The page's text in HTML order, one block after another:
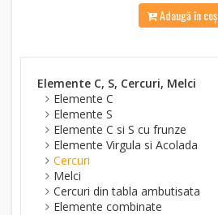
Adaugă în coș
Elemente C, S, Cercuri, Melci
Elemente C
Elemente S
Elemente C si S cu frunze
Elemente Virgula si Acolada
Cercuri
Melci
Cercuri din tabla ambutisata
Elemente combinate